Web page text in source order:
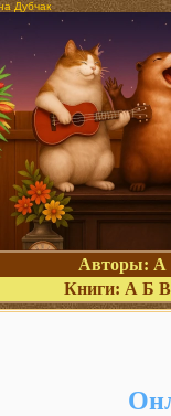
Дубчак
Авторы: А
Книги: А Б В